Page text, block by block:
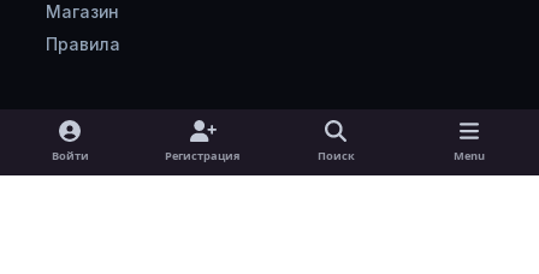
Магазин
Правила
Light ModeDark ModeSystem Preference
v
k
Войти Регистрация Поиск Menu